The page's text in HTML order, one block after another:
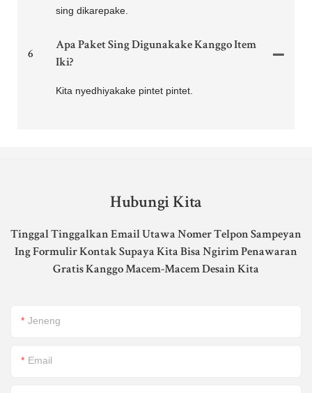
sing dikarepake.
6
Apa Paket Sing Digunakake Kanggo Item
Iki?
Kita nyedhiyakake pintet pintet.
Hubungi Kita
Tinggal Tinggalkan Email Utawa Nomer Telpon Sampeyan
Ing Formulir Kontak Supaya Kita Bisa Ngirim Penawaran
Gratis Kanggo Macem-Macem Desain Kita
Jeneng
Email